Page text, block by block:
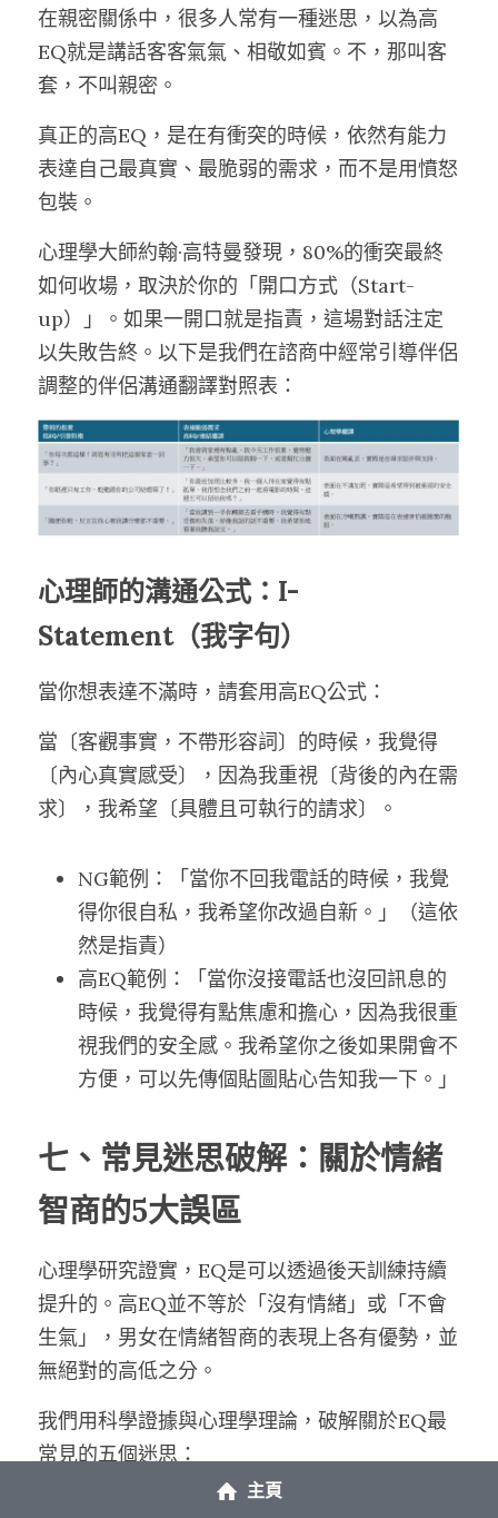
在親密關係中，很多人常有一種迷思，以為高
EQ就是講話客客氣氣、相敬如賓。不，那叫客
套，不叫親密。
真正的高EQ，是在有衝突的時候，依然有能力
表達自己最真實、最脆弱的需求，而不是用憤怒
包裝。
心理學大師約翰·高特曼發現，80%的衝突最終
如何收場，取決於你的「開口方式（Start-
up）」。如果一開口就是指責，這場對話注定
以失敗告終。以下是我們在諮商中經常引導伴侶
調整的伴侶溝通翻譯對照表：
心理師的溝通公式：I-
Statement（我字句）
當你想表達不滿時，請套用高EQ公式：
當〔客觀事實，不帶形容詞〕的時候，我覺得
〔內心真實感受〕，因為我重視〔背後的內在需
求〕，我希望〔具體且可執行的請求〕。
NG範例：「當你不回我電話的時候，我覺
得你很自私，我希望你改過自新。」（這依
然是指責）
高EQ範例：「當你沒接電話也沒回訊息的
時候，我覺得有點焦慮和擔心，因為我很重
視我們的安全感。我希望你之後如果開會不
方便，可以先傳個貼圖貼心告知我一下。」
七、常見迷思破解：關於情緒
智商的5大誤區
心理學研究證實，EQ是可以透過後天訓練持續
提升的。高EQ並不等於「沒有情緒」或「不會
生氣」，男女在情緒智商的表現上各有優勢，並
無絕對的高低之分。
我們用科學證據與心理學理論，破解關於EQ最
常見的五個迷思：
迷思1：EQ是天生決定的，長大就定
主頁